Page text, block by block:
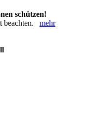
schützen!
beachten. mehr